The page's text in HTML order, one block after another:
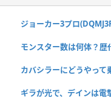
ジョーカー3プロ
モンスター数は何体？歴
カバシラーにどうやって
ギラが光で、デインは電